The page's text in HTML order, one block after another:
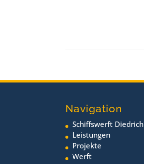
Navigation
Schiffswerft Diedrich
Leistungen
Projekte
Werft